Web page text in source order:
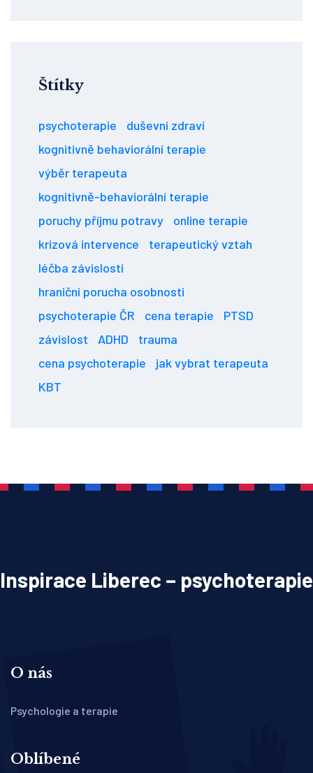
Štítky
psychoterapie
duševní zdraví
kognitivně behaviorální terapie
výběr terapeuta
kognitivně-behaviorální terapie
poruchy příjmu potravy
online terapie
krizová intervence
terapeutický vztah
léčba závislostí
hraniční porucha osobnosti
psychoterapie ČR
cena terapie
PTSD
závislost
ADHD
trauma
cena psychoterapie
jak vybrat terapeuta
KBT
Inspirace Liberec – psychoterapie
O nás
Psychologie a terapie
Oblíbené